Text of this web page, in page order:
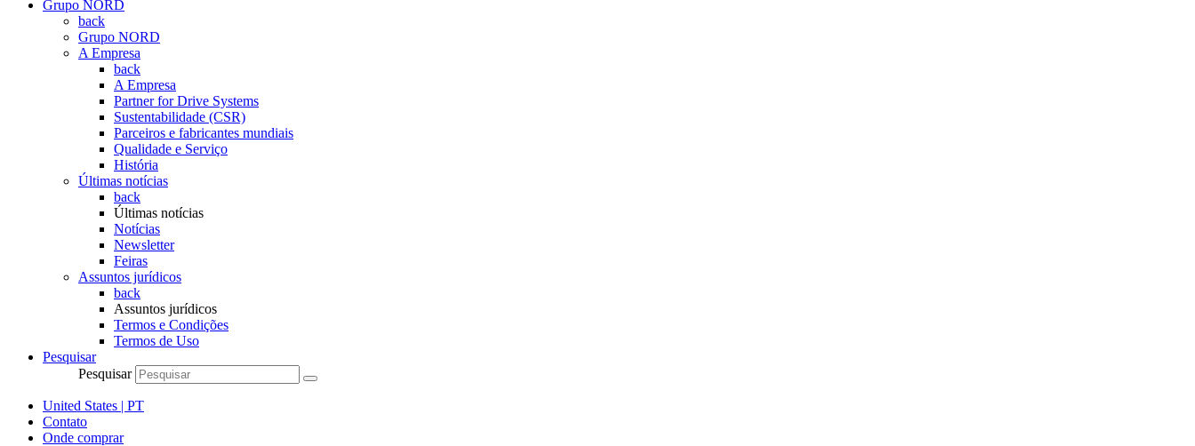
Grupo NORD
back
Grupo NORD
A Empresa
back
A Empresa
Partner for Drive Systems
Sustentabilidade (CSR)
Parceiros e fabricantes mundiais
Qualidade e Serviço
História
Últimas notícias
back
Últimas notícias
Notícias
Newsletter
Feiras
Assuntos jurídicos
back
Assuntos jurídicos
Termos e Condições
Termos de Uso
Pesquisar
Pesquisar
United States | PT
Contato
Onde comprar